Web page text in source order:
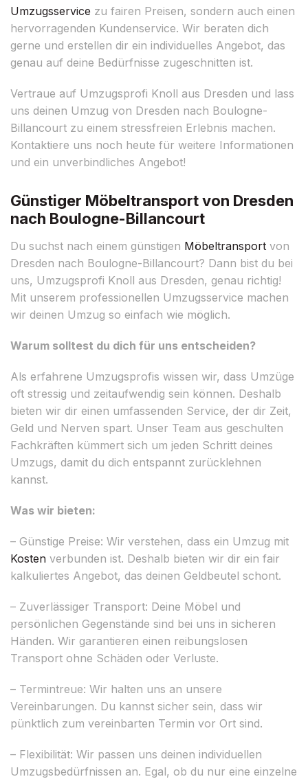
Umzugsservice zu fairen Preisen, sondern auch einen
hervorragenden Kundenservice. Wir beraten dich
gerne und erstellen dir ein individuelles Angebot, das
genau auf deine Bedürfnisse zugeschnitten ist.
Vertraue auf Umzugsprofi Knoll aus Dresden und lass
uns deinen Umzug von Dresden nach Boulogne-
Billancourt zu einem stressfreien Erlebnis machen.
Kontaktiere uns noch heute für weitere Informationen
und ein unverbindliches Angebot!
Günstiger Möbeltransport von Dresden
nach Boulogne-Billancourt
Du suchst nach einem günstigen Möbeltransport von
Dresden nach Boulogne-Billancourt? Dann bist du bei
uns, Umzugsprofi Knoll aus Dresden, genau richtig!
Mit unserem professionellen Umzugsservice machen
wir deinen Umzug so einfach wie möglich.
Warum solltest du dich für uns entscheiden?
Als erfahrene Umzugsprofis wissen wir, dass Umzüge
oft stressig und zeitaufwendig sein können. Deshalb
bieten wir dir einen umfassenden Service, der dir Zeit,
Geld und Nerven spart. Unser Team aus geschulten
Fachkräften kümmert sich um jeden Schritt deines
Umzugs, damit du dich entspannt zurücklehnen
kannst.
Was wir bieten:
– Günstige Preise: Wir verstehen, dass ein Umzug mit
Kosten verbunden ist. Deshalb bieten wir dir ein fair
kalkuliertes Angebot, das deinen Geldbeutel schont.
– Zuverlässiger Transport: Deine Möbel und
persönlichen Gegenstände sind bei uns in sicheren
Händen. Wir garantieren einen reibungslosen
Transport ohne Schäden oder Verluste.
– Termintreue: Wir halten uns an unsere
Vereinbarungen. Du kannst sicher sein, dass wir
pünktlich zum vereinbarten Termin vor Ort sind.
– Flexibilität: Wir passen uns deinen individuellen
Umzugsbedürfnissen an. Egal, ob du nur eine einzelne